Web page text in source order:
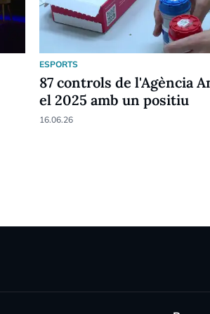
ESPORTS
87 controls de l'Agència
el 2025 amb un positiu
16.06.26